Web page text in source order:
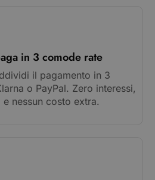
in 3 comode rate
il pagamento in 3
o PayPal. Zero interessi,
nessun costo extra.